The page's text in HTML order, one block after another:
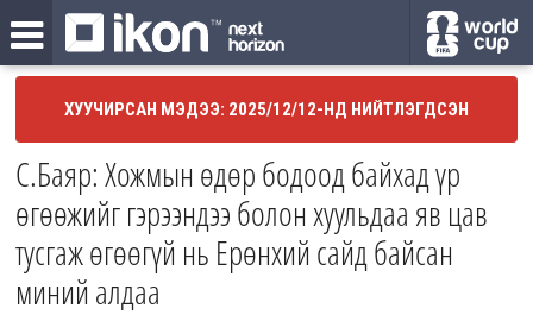
ХУУЧИРСАН МЭДЭЭ: 2025/12/12-НД НИЙТЛЭГДСЭН
С.Баяр: Хожмын өдөр бодоод байхад үр
өгөөжийг гэрээндээ болон хуульдаа яв цав
тусгаж өгөөгүй нь Ерөнхий сайд байсан
миний алдаа